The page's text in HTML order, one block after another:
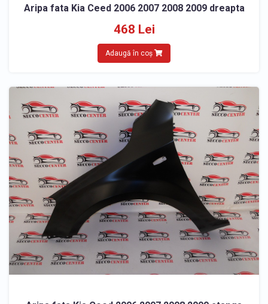
Aripa fata Kia Ceed 2006 2007 2008 2009 dreapta
468 Lei
Adaugă în coș